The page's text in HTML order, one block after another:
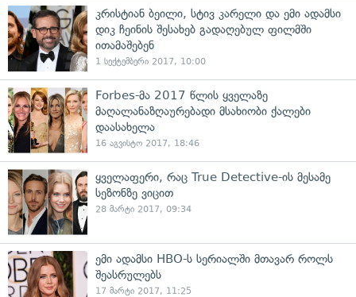
კრისტიან ბეილი, სტივ კარელი და ემი ადამსი
დიკ ჩეინის შესახებ გადაღებულ ფილმში
ითამაშებენ
1 სექტემბერი 2017, 10:00
Forbes-მა 2017 წლის ყველაზე
მაღალანაზღაურებადი მსახიობი ქალები
დაასახელა
16 აგვისტო 2017, 18:46
ყველაფერი, რაც True Detective-ის მესამე
სეზონზე ვიცით
28 მარტი 2017, 09:34
ემი ადამსი HBO-ს სერიალში მთავარ როლს
შეასრულებს
17 მარტი 2017, 11:25